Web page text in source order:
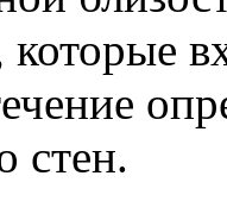
стен.